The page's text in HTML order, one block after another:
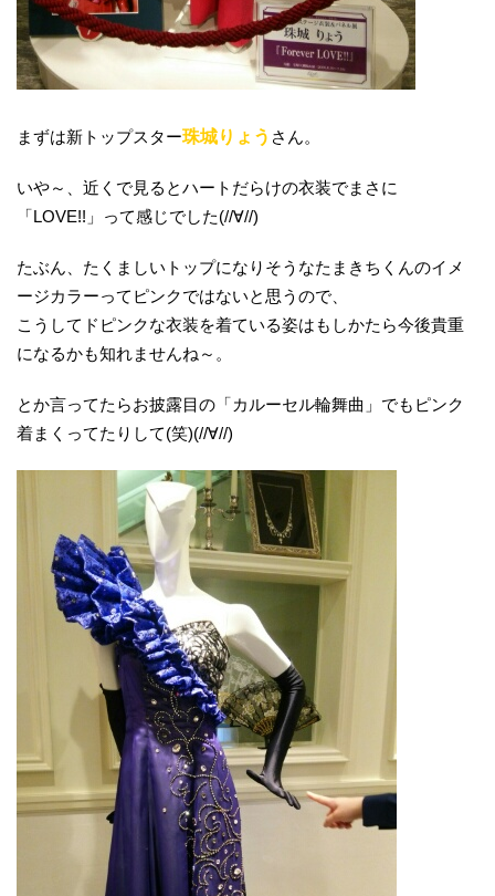
まずは新トップスター珠城りょう さん。
いや～、近くで見るとハートだらけの衣装でまさに
「LOVE!!」って感じでした(//∀//)
たぶん、たくましいトップになりそうなたまきちくんのイメ
ージカラーってピンクではないと思うので、
こうしてドピンクな衣装を着ている姿はもしかたら今後貴重
になるかも知れませんね～。
とか言ってたらお披露目の「カルーセル輪舞曲」でもピンク
着まくってたりして(笑)(//∀//)